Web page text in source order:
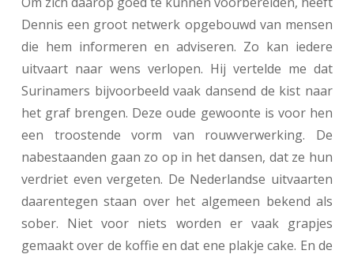
Dennis een groot netwerk opgebouwd van mensen
die hem informeren en adviseren. Zo kan iedere
uitvaart naar wens verlopen. Hij vertelde me dat
Surinamers bijvoorbeeld vaak dansend de kist naar
het graf brengen. Deze oude gewoonte is voor hen
een troostende vorm van rouwverwerking. De
nabestaanden gaan zo op in het dansen, dat ze hun
verdriet even vergeten. De Nederlandse uitvaarten
daarentegen staan over het algemeen bekend als
sober. Niet voor niets worden er vaak grapjes
gemaakt over de koffie en dat ene plakje cake. En de